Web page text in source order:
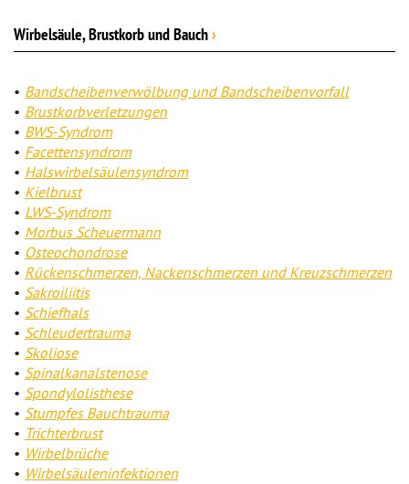
Wirbelsäule, Brustkorb und Bauch›
Bandscheibenverwölbung und Bandscheibenvorfall
Brustkorbverletzungen
BWS-Syndrom
Facettensyndrom
Halswirbelsäulensyndrom
Kielbrust
LWS-Syndrom
Morbus Scheuermann
Osteochondrose
Rückenschmerzen, Nackenschmerzen und Kreuzschmerzen
Sakroiliitis
Schiefhals
Schleudertrauma
Skoliose
Spinalkanalstenose
Spondylolisthese
Stumpfes Bauchtrauma
Trichterbrust
Wirbelbrüche
Wirbelsäuleninfektionen